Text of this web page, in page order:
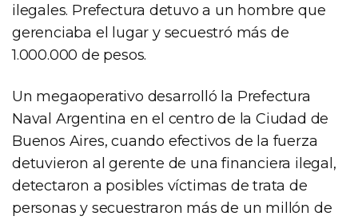
ilegales. Prefectura detuvo a un hombre que
gerenciaba el lugar y secuestró más de
1.000.000 de pesos.
Un megaoperativo desarrolló la Prefectura
Naval Argentina en el centro de la Ciudad de
Buenos Aires, cuando efectivos de la fuerza
detuvieron al gerente de una financiera ilegal,
detectaron a posibles víctimas de trata de
personas y secuestraron más de un millón de